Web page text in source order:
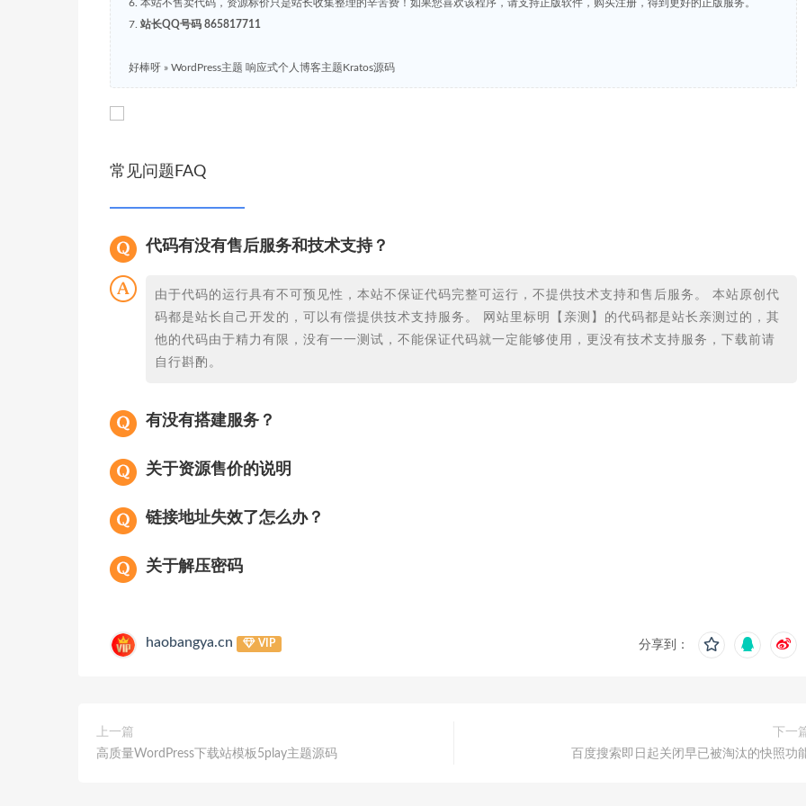
6. 本站不售卖代码，资源标价只是站长收集整理的辛苦费！如果您喜欢该程序，请支持正版软件，购买注册，得到更好的正版服务。
7. 站长QQ号码 865817711
好棒呀 » WordPress主题 响应式个人博客主题Kratos源码
常见问题FAQ
代码有没有售后服务和技术支持？
由于代码的运行具有不可预见性，本站不保证代码完整可运行，不提供技术支持和售后服务。 本站原创代
码都是站长自己开发的，可以有偿提供技术支持服务。 网站里标明【亲测】的代码都是站长亲测过的，其
他的代码由于精力有限，没有一一测试，不能保证代码就一定能够使用，更没有技术支持服务，下载前请
自行斟酌。
有没有搭建服务？
关于资源售价的说明
链接地址失效了怎么办？
关于解压密码
haobangya.cn VIP 分享到：
上一篇
高质量WordPress下载站模板5play主题源码
下一
百度搜索即日起关闭早已被淘汰的快照功